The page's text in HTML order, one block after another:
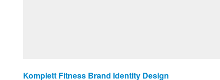
Komplett Fitness Brand Identity Design